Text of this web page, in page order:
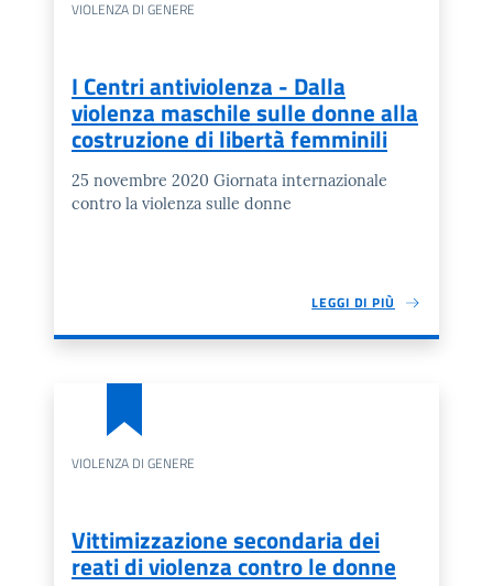
VIOLENZA DI GENERE
I Centri antiviolenza - Dalla
violenza maschile sulle donne alla
costruzione di libertà femminili
25 novembre 2020 Giornata internazionale
contro la violenza sulle donne
LEGGI DI PIÙ
VIOLENZA DI GENERE
Vittimizzazione secondaria dei
reati di violenza contro le donne